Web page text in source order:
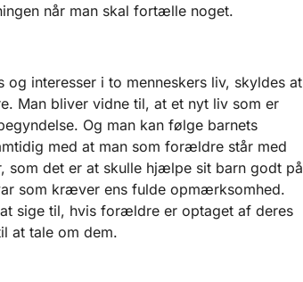
når man skal fortælle noget.
interesser i to menneskers liv, skyldes at
Man bliver vidne til, at et nyt liv som er
Og man kan følge barnets
med at man som forældre står med
som det er at skulle hjælpe sit barn godt på
som kræver ens fulde opmærksomhed.
sige til, hvis forældre er optaget af deres
at tale om dem.